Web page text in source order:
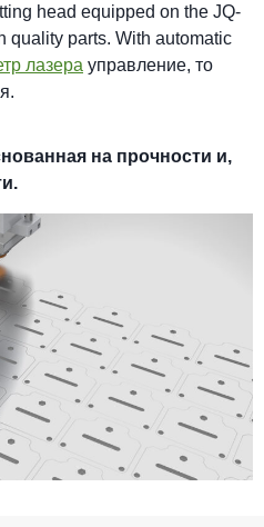
head equipped on the JQ-
quality parts. With automatic
лазера управление, то
на прочности и,